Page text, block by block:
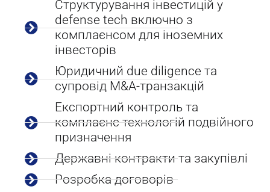
Структурування інвестицій у
defense tech включно з
комплаєнсом для іноземних
інвесторів
Юридичний due diligence та
супровід M&A-транзакцій
Експортний контроль та
комплаєнс технологій подвійного
призначення
Державні контракти та закупівлі
Розробка договорів